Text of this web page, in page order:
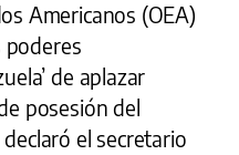
Americanos (OEA)
poderes
de aplazar
posesión del
el secretario